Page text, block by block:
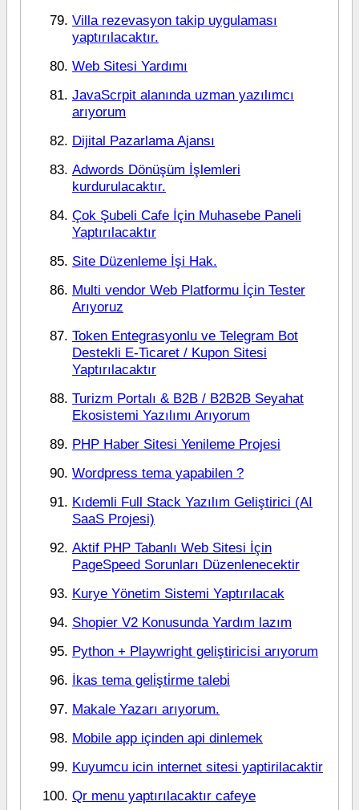
Villa rezevasyon takip uygulaması
yaptırılacaktır.
Web Sitesi Yardımı
JavaScrpit alanında uzman yazılımcı
arıyorum
Dijital Pazarlama Ajansı
Adwords Dönüşüm İşlemleri
kurdurulacaktır.
Çok Şubeli Cafe İçin Muhasebe Paneli
Yaptırılacaktır
Site Düzenleme İşi Hak.
Multi vendor Web Platformu İçin Tester
Arıyoruz
Token Entegrasyonlu ve Telegram Bot
Destekli E-Ticaret / Kupon Sitesi
Yaptırılacaktır
Turizm Portalı & B2B / B2B2B Seyahat
Ekosistemi Yazılımı Arıyorum
PHP Haber Sitesi Yenileme Projesi
Wordpress tema yapabilen ?
Kıdemli Full Stack Yazılım Geliştirici (AI
SaaS Projesi)
Aktif PHP Tabanlı Web Sitesi İçin
PageSpeed Sorunları Düzenlenecektir
Kurye Yönetim Sistemi Yaptırılacak
Shopier V2 Konusunda Yardım lazım
Python + Playwright geliştiricisi arıyorum
İkas tema geli̇şti̇rme talebi̇
Makale Yazarı arıyorum.
Mobile app içinden api dinlemek
Kuyumcu icin internet sitesi yaptirilacaktir
Qr menu yaptırılacaktır cafeye